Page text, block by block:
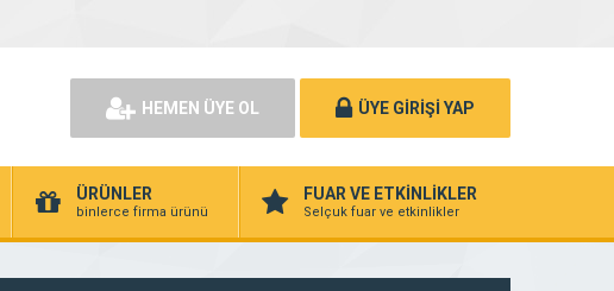
HEMEN ÜYE OL ÜYE GİRİŞİ YAP
ÜRÜNLER
binlerce firma ürünü
FUAR VE ETKİNLİKLER
Selçuk fuar ve etkinlikler